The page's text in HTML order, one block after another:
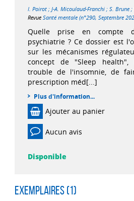
I. Poirot; J-A. Micoulaud-Franchi; S. Brune;
Revue Santé mentale (n°290, Septembre
Quelle prise en compte
psychiatrie ? Ce dossier est
sur les mécanismes
concept de "Sleep
trouble de l'insomnie, de
prescription méd[...]
Plus d'information...
Ajouter au panier
Aucun avis
Disponible
Exemplaires (1)